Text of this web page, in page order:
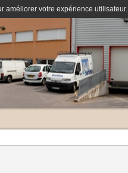
améliorer votre expérience utilisateur.